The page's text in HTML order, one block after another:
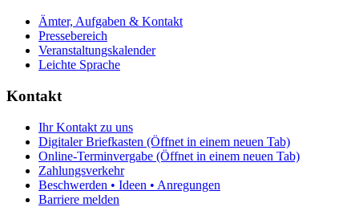
Ämter, Aufgaben & Kontakt
Pressebereich
Veranstaltungskalender
Leichte Sprache
Kontakt
Ihr Kontakt zu uns
Digitaler Briefkasten (Öffnet in einem neuen Tab)
Online-Terminvergabe (Öffnet in einem neuen Tab)
Zahlungsverkehr
Beschwerden • Ideen • Anregungen
Barriere melden